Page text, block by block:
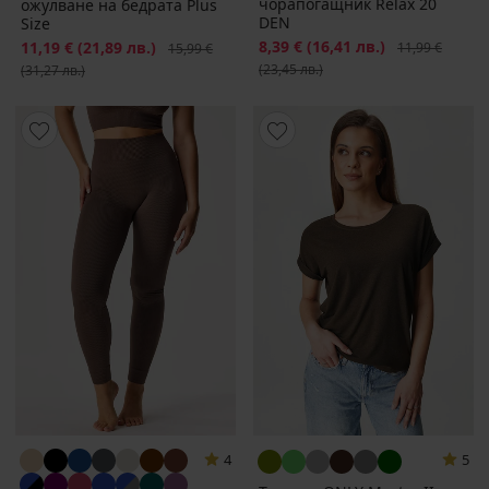
ожулване на бедрата Plus
Size
Намаление
11,19 € (21,89 лв.) Първоначална цена
15,99 €
(31,27 лв.)
DEN
Намаление
8,39 € (16,41 лв.)
11,99 €
(23,45 лв.)
4 5